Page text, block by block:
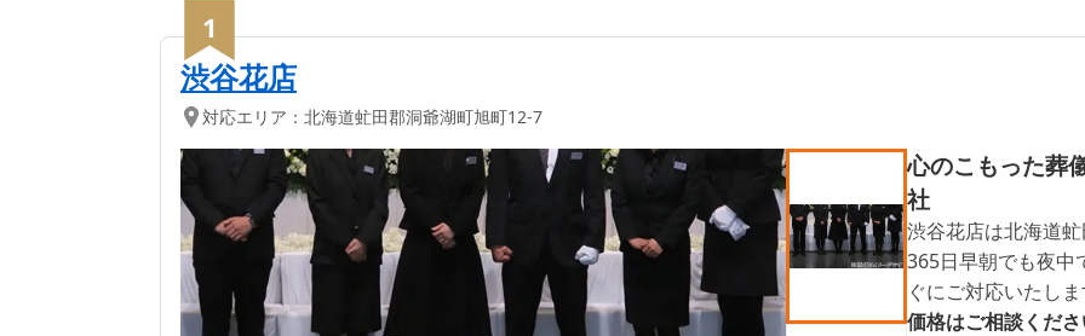
1
渋谷花店
対応エリア： 北海道虻田郡洞爺湖町旭町12-7
心のこもった葬
社
渋谷花店は北海道
365日早朝でも夜中
ぐにご対応いたし
域の葬儀事情を知
価格はご相談くだ